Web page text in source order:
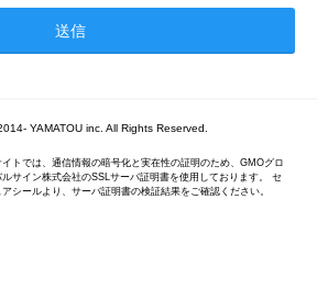
- YAMATOU inc. All Rights Reserved.
イトでは、通信情報の暗号化と実在性の証明のため、GMOグロ
ルサイン株式会社のSSLサーバ証明書を使用しております。 セ
アシールより、サーバ証明書の検証結果をご確認ください。